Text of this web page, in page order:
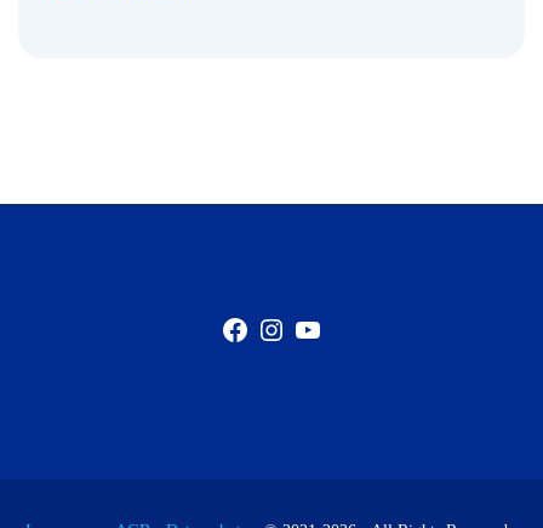
Facebook Instagram YouTube